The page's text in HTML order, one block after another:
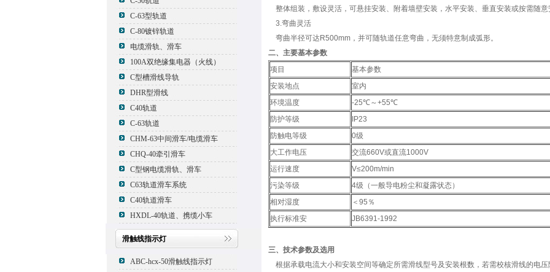
C-63型轨道
C-80镀锌轨道
电缆滑轨、滑车
100A双绝缘集电器（火线）
C型槽滑线导轨
DHR型滑线
C40轨道
C-63轨道
CHM-63中间滑车/电缆滑车
CHQ-40牵引滑车
C型钢电缆滑轨、滑车
C63轨道滑车系统
C40轨道滑车
HXDL-40轨道、携缆小车
滑触线指示灯
ABC-hcx-50滑触线指示灯
整体组装，敷设灵活，可悬挂安装、附着墙壁安装，水平安装、垂直安装或按需随意
3.弯曲灵活
弯曲半径可达R500mm，并可随轨道任意弯曲，无须特意制成弧形。
二、主要基本参数
项目
基本参数
安装地点
室内
环境温度
-25℃～+55℃
防护等级
IP23
防触电等级
0级
大工作电压
交流660V或直流1000V
运行速度
V≤200m/min
污染等级
4级（一般导电粉尘和凝露状态）
相对湿度
＜95％
执行标准安
JB6391-1992
三、技术参数及选用
根据承载电流大小和安装空间等确定所需滑线型号及安装根数，若需校核滑线的电